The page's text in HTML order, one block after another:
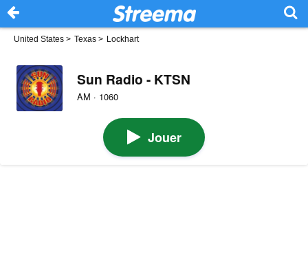
United States > Texas > Lockhart
Sun Radio - KTSN
AM · 1060
Jouer